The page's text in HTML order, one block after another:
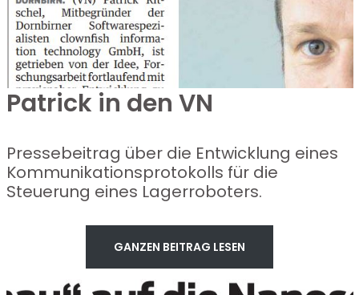
Patrick in den VN
Pressebeitrag über die Entwicklung eines
Kommunikationsprotokolls für die
Steuerung eines Lagerroboters.
GANZEN BEITRAG LESEN